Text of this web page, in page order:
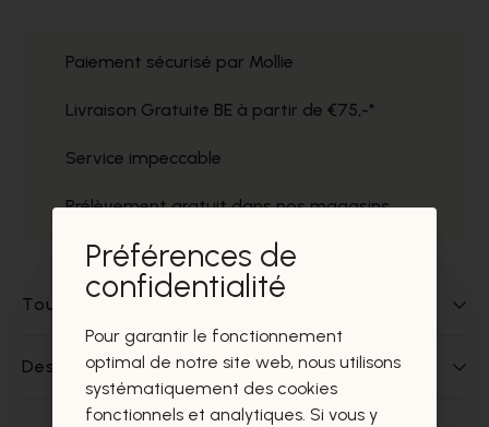
Paiement sécurisé par Mollie
Livraison Gratuite BE à partir de €75,-*
Service impeccable
Prélèvement gratuit dans nos magasins
Tout sur ce produit
Des questions sur ce produit?
Préférences de
confidentialité
Pour garantir le fonctionnement
optimal de notre site web, nous utilisons
systématiquement des cookies
fonctionnels et analytiques. Si vous y